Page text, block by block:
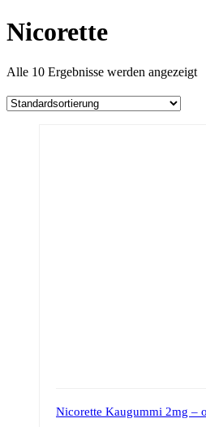
Nicorette
Alle 10 Ergebnisse werden angezeigt
Nicorette Kaugummi 2mg –